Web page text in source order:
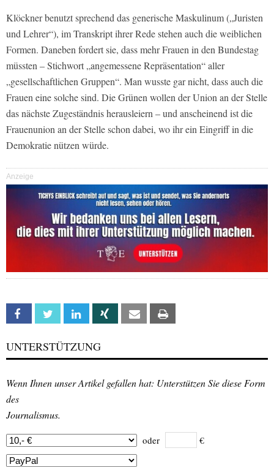
Klöckner benutzt sprechend das generische Maskulinum („Juristen
und Lehrer“), im Transkript ihrer Rede stehen auch die weiblichen
Formen. Daneben fordert sie, dass mehr Frauen in den Bundestag
müssten – Stichwort „angemessene Repräsentation“ aller
„gesellschaftlichen Gruppen“. Man wusste gar nicht, dass auch die
Frauen eine solche sind. Die Grünen wollen der Union an der Stelle
das nächste Zugeständnis herausleiern – und anscheinend ist die
Frauenunion an der Stelle schon dabei, wo ihr ein Eingriff in die
Demokratie nützen würde.
Anzeige
Facebook Twitter Linkedin Xing Email
UNTERSTÜTZUNG
Wenn Ihnen unser Artikel gefallen hat: Unterstützen Sie diese Form
des
Journalismus.
oder €